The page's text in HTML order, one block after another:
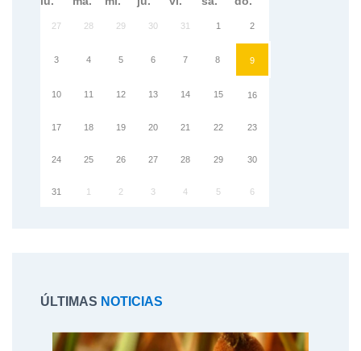
27 28 29 30 31 1 2
3 4 5 6 7 8 9
10 11 12 13 14 15 16
17 18 19 20 21 22 23
24 25 26 27 28 29 30
31 1 2 3 4 5 6
ÚLTIMAS NOTICIAS